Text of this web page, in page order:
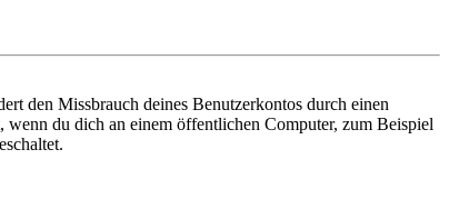
den Missbrauch deines Benutzerkontos durch einen
du dich an einem öffentlichen Computer, zum Beispiel